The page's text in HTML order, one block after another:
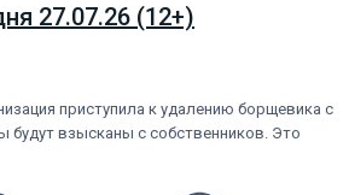
27.07.26 (12+)
приступила к удалению борщевика с
будут взысканы с собственников. Это